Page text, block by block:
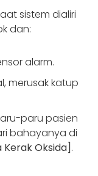
sistem dialiri
dan:
alarm.
merusak katup
paru pasien
bahayanya di
Kerak Oksida].